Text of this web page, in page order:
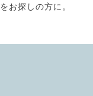
お探しの方に。